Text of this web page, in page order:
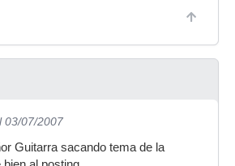
03/07/2007
Guitarra sacando tema de la